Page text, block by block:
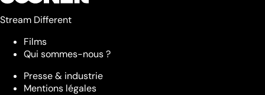
Stream Different
Films
Qui sommes-nous ?
Presse & industrie
Mentions légales